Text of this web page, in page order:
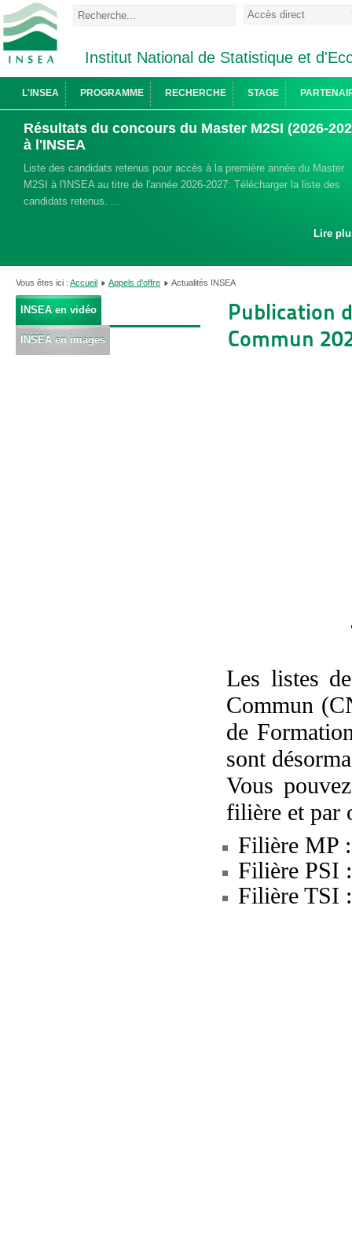
Institut National de Statistique et
L'INSEA PROGRAMME RECHERCHE STAGE
Résultats du concours du Master M2SI (2026-
à l'INSEA
Liste des candidats retenus pour accès à la première année du Master
M2SI à l'INSEA au titre de l'année 2026-2027: Télécharger la liste des
candidats retenus. ...
Lire
Vous êtes ici : Accueil Appels d'offre Actualités INSEA
INSEA en vidéo
INSEA en images
Publication
Commun
Les listes
Commun
de
sont
Vous
filière et par
Filière MP
Filière PSI
Filière TSI